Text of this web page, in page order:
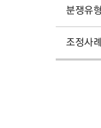
분쟁유
조정사례